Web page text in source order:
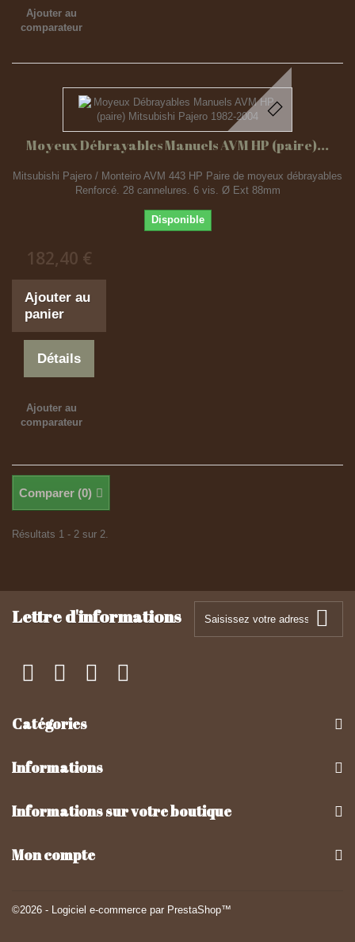
Ajouter au
comparateur
Moyeux Débrayables Manuels AVM HP (paire)...
Mitsubishi Pajero / Monteiro AVM 443 HP Paire de moyeux débrayables
Renforcé. 28 cannelures. 6 vis. Ø Ext 88mm
Disponible
182,40 €
Ajouter au
panier
Détails
Ajouter au
comparateur
Comparer (0)
Résultats 1 - 2 sur 2.
Lettre d'informations
Catégories
Informations
©2026 - Logiciel e-commerce par PrestaShop™
Informations sur votre boutique
Mon compte